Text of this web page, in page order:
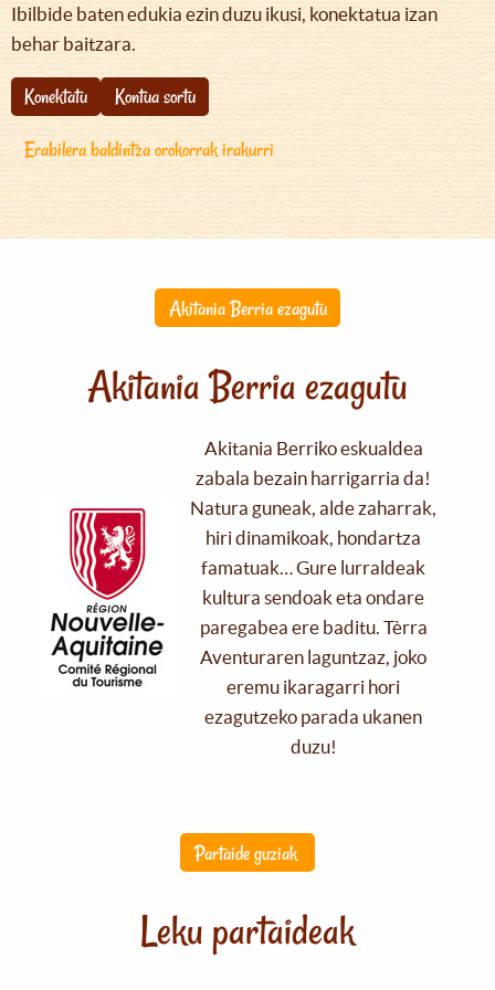
Ibilbide baten edukia ezin duzu ikusi, konektatua izan
behar baitzara.
Konektatu
Kontua sortu
Erabilera baldintza orokorrak irakurri
Akitania Berria ezagutu
Akitania Berria ezagutu
Akitania Berriko eskualdea
zabala bezain harrigarria da!
Natura guneak, alde zaharrak,
hiri dinamikoak, hondartza
famatuak… Gure lurraldeak
kultura sendoak eta ondare
paregabea ere baditu. Tèrra
Aventuraren laguntzaz, joko
eremu ikaragarri hori
ezagutzeko parada ukanen
duzu!
Partaide guziak
Leku partaideak